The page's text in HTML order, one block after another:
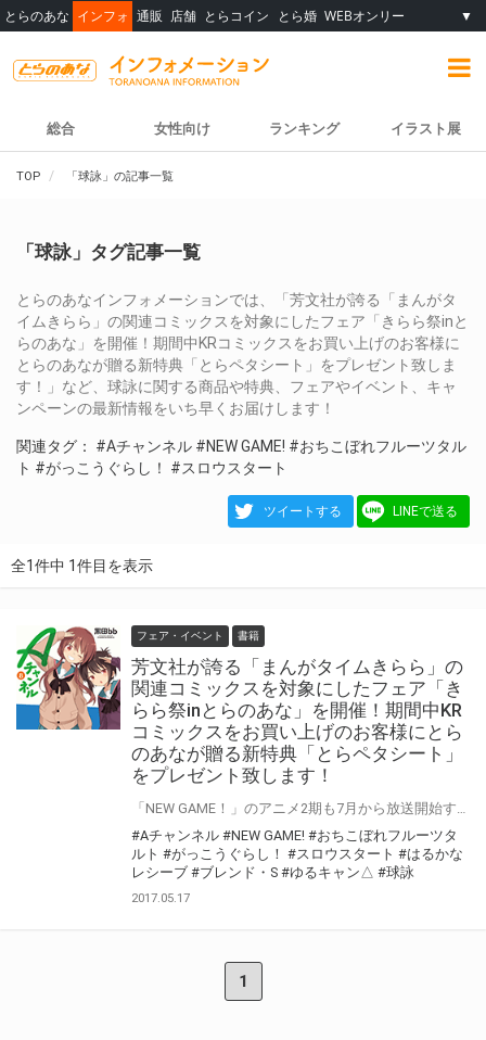
とらのあな インフォ 通販 店舗 とらコイン とら婚 WEBオンリー ▼
総合 女性向け ランキング イラスト展
TOP 「球詠」の記事一覧
「球詠」タグ記事一覧
とらのあなインフォメーションでは、「芳文社が誇る「まんがタ
イムきらら」の関連コミックスを対象にしたフェア「きらら祭inと
らのあな」を開催！期間中KRコミックスをお買い上げのお客様に
とらのあなが贈る新特典「とらペタシート」をプレゼント致しま
す！」など、球詠に関する商品や特典、フェアやイベント、キャ
ンペーンの最新情報をいち早くお届けします！
関連タグ： #Aチャンネル #NEW GAME! #おちこぼれフルーツタル
ト #がっこうぐらし！ #スロウスタート
ツイートする LINEで送る
全1件中 1件目を表示
フェア・イベント 書籍
芳文社が誇る「まんがタイムきらら」の
関連コミックスを対象にしたフェア「き
らら祭inとらのあな」を開催！期間中KR
コミックスをお買い上げのお客様にとら
のあなが贈る新特典「とらペタシート」
をプレゼント致します！
#Aチャンネル #NEW GAME! #おちこぼれフルーツタ
ルト #がっこうぐらし！ #スロウスタート #はるかな
レシーブ #ブレンド・S #ゆるキャン△ #球詠
2017.05.17
1